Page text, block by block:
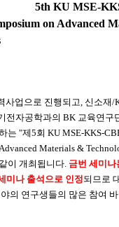
MSE-KKS-
on Advanced
사업으로 진행되고, 신소재/
전자공학과의 BK 교육연구
는 "제5회 KU MSE-KKS-
Materials &
이 개최됩니다. 금번 세미나
미나 출석으로 인정되므로
의 연구생들의 많은 참여